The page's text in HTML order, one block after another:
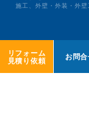
リフォーム
見積り依頼
お問
リフォーム
見積り依頼
施工、外壁・外装・外